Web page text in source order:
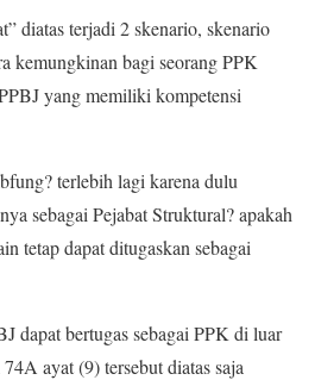
diatas terjadi 2 skenario, skenario
kemungkinan bagi seorang PPK
yang memiliki kompetensi
terlebih lagi karena dulu
sebagai Pejabat Struktural? apakah
tetap dapat ditugaskan sebagai
dapat bertugas sebagai PPK di luar
ayat (9) tersebut diatas saja